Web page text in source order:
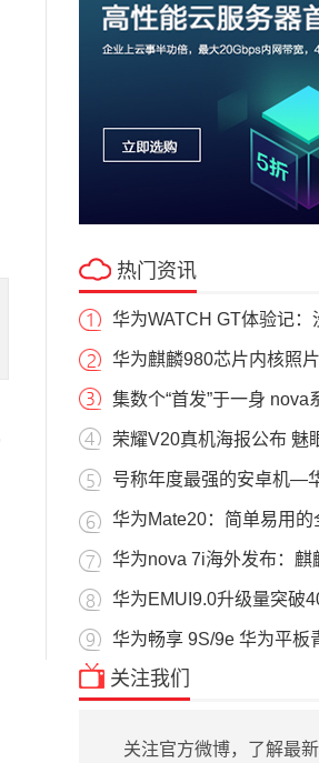
热门资讯
华为WATCH GT体验记：
华为麒麟980芯片内核照
集数个“首发”于一身 nova
荣耀V20真机海报公布 魅
号称年度最强的安卓机—
华为Mate20：简单易用的
华为nova 7i海外发布：麒
华为EMUI9.0升级量突破
华为畅享 9S/9e 华为平板
关注我们
关注官方微博，了解最